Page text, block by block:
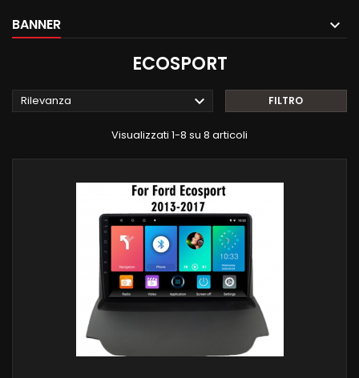
BANNER
ECOSPORT
Rilevanza  FILTRO
Visualizzati 1-8 su 8 articoli